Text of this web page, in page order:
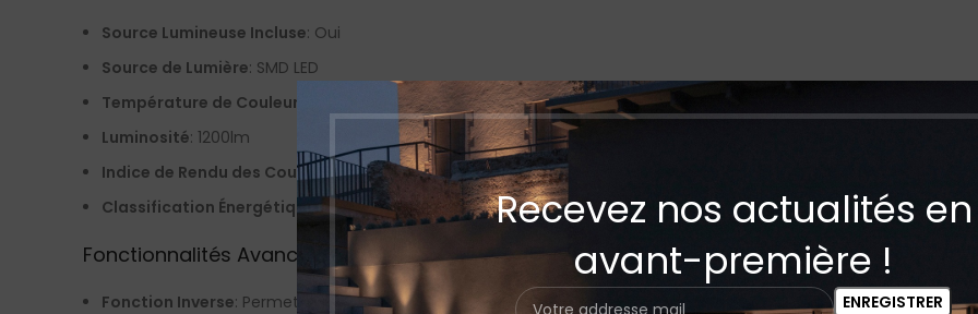
Recevez nos actualités en
avant-première !
Source Lumineuse Incluse: Oui
Source de Lumière: SMD LED
Température de Couleur
Luminosité: 1200lm
Indice de Rendu des Couleurs (CRI): >80
Classification Énergétique: F
Fonctionnalités Avancées
Fonction Inverse: Permet de changer le sens de rotation des pales pour une utilisation en été comme en hiver.